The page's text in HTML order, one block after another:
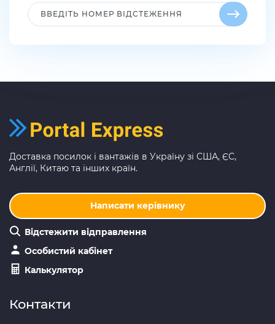
Доставка посилок і вантажів в Україну зі США, ЄС,
Англії, Китаю та інших країн.
Написати керівнику
Відстежити відправлення
Особистий кабінет
Калькулятор
Контакти